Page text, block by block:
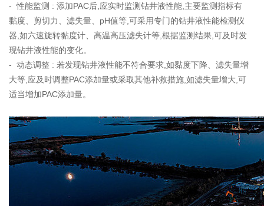
- 性能监测 : 添加PAC后,应实时监测钻井液性能,主要监测指标有
黏度、剪切力、滤失量、pH值等,可采用专门的钻井液性能检测仪
器,如六速旋转黏度计、高温高压滤失计等,根据监测结果,可及时发
现钻井液性能的变化。
- 动态调整 : 若发现钻井液性能不符合要求,如黏度下降、滤失量增
大等,应及时调整PAC添加量或采取其他补救措施,如滤失量增大,可
适当增加PAC添加量。